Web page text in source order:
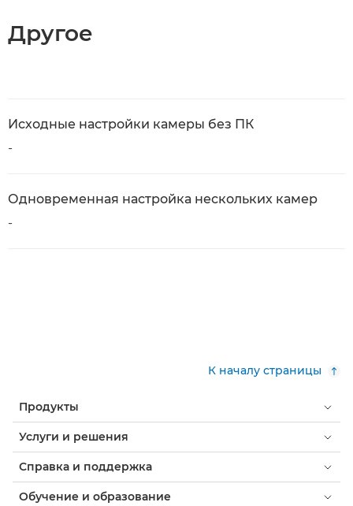
Другое
Исходные настройки камеры без ПК
-
Одновременная настройка нескольких камер
-
К началу страницы
Продукты
Услуги и решения
Справка и поддержка
Обучение и образование